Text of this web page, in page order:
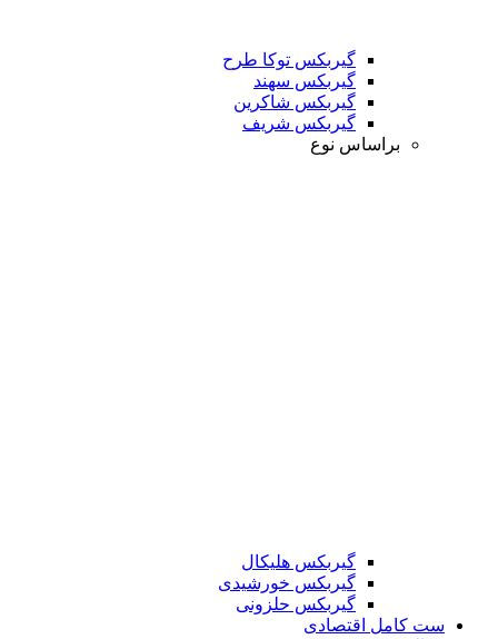
گیربکس توکا طرح
گیربکس سهند
گیربکس شاکرین
گیربکس شریف
براساس نوع
گیربکس هلیکال
گیربکس خورشیدی
گیربکس حلزونی
ست کامل اقتصادی